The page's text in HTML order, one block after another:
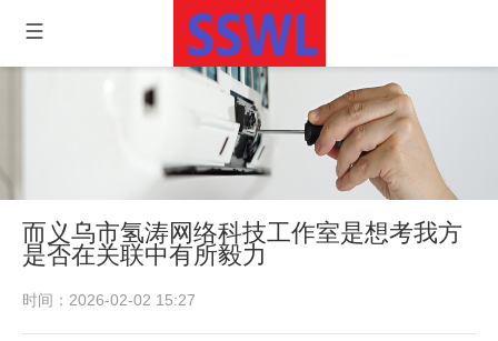
而义乌市氢涛网络科技工作室是想考我方
是否在关联中有所毅力
时间：2026-02-02 15:27